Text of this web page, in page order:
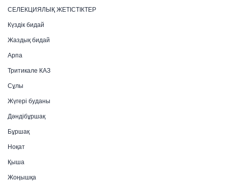
СЕЛЕКЦИЯЛЫҚ ЖЕТІСТІКТЕР
Күздік бидай
Жаздық бидай
Арпа
Тритикале КАЗ
Сұлы
Жүгері буданы
Дәндібұршақ
Бұршақ
Ноқат
Қыша
Жоңышқа